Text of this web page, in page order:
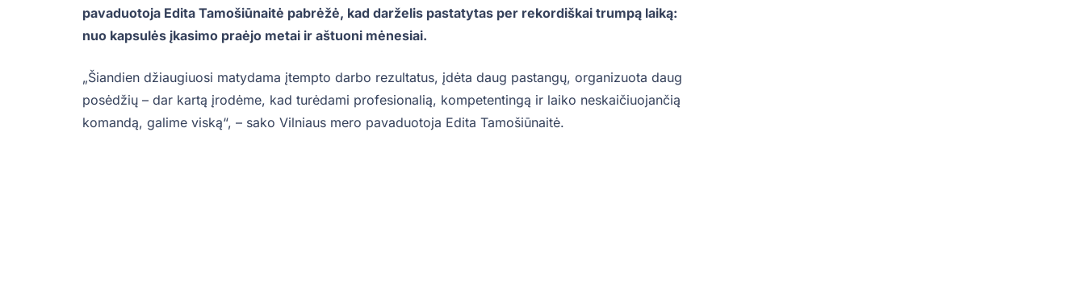
pavaduotoja Edita Tamošiūnaitė pabrėžė, kad darželis pastatytas per rekordiškai trumpą laiką:
nuo kapsulės įkasimo praėjo metai ir aštuoni mėnesiai.
„Šiandien džiaugiuosi matydama įtempto darbo rezultatus, įdėta daug pastangų, organizuota daug
posėdžių – dar kartą įrodėme, kad turėdami profesionalią, kompetentingą ir laiko neskaičiuojančią
komandą, galime viską“, – sako Vilniaus mero pavaduotoja Edita Tamošiūnaitė.